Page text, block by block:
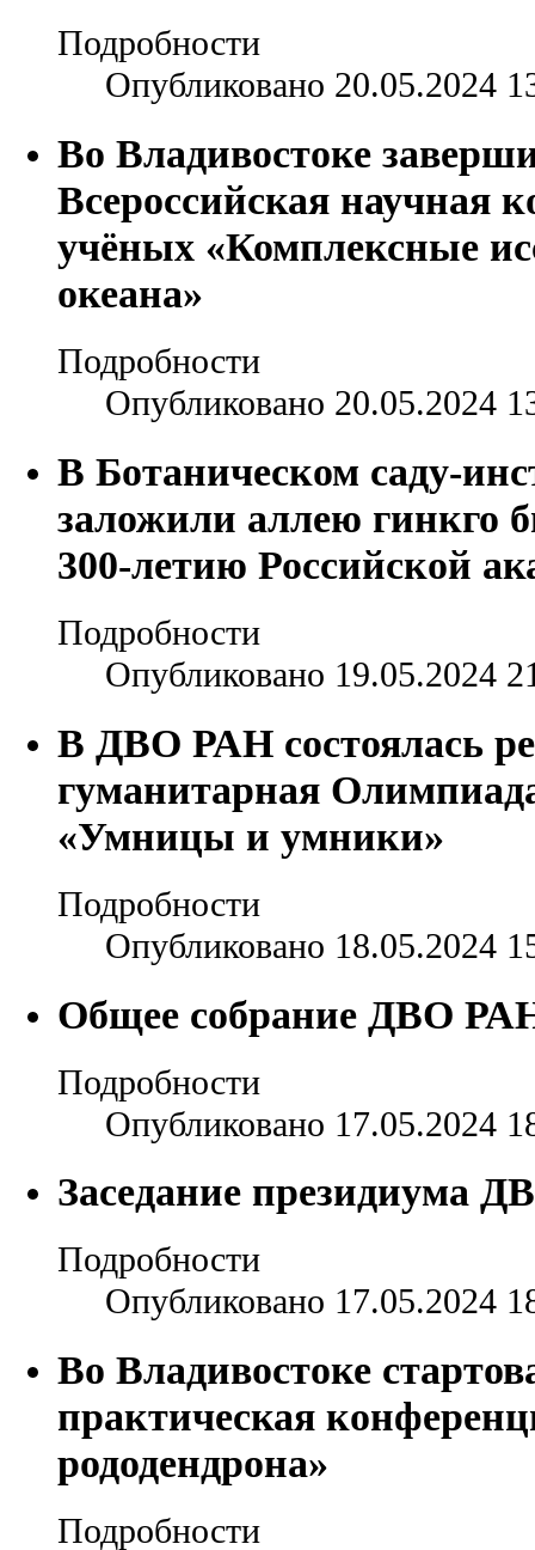
Подробности
Опубликовано 20.05.2024
Во Владивостоке
Всероссийская научная
учёных «Комплексные
океана»
Подробности
Опубликовано 20.05.2024
В Ботаническом саду-
заложили аллею гинкго
300-летию Российской
Подробности
Опубликовано 19.05.2024
В ДВО РАН состоялась
гуманитарная
«Умницы и умники»
Подробности
Опубликовано 18.05.2024
Общее собрание ДВО
Подробности
Опубликовано 17.05.2024
Заседание президиума
Подробности
Опубликовано 17.05.2024
Во Владивостоке
практическая
рододендрона»
Подробности